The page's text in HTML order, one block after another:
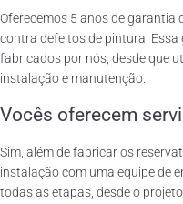
Oferecemos 5 anos de
contra defeitos de pintura.
fabricados por nós, desde que
instalação e manutenção.
Vocês oferecem
Sim, além de fabricar os
instalação com uma equipe de
todas as etapas, desde o